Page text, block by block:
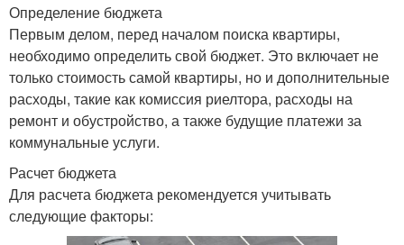
Определение бюджета
Первым делом, перед началом поиска квартиры,
необходимо определить свой бюджет. Это включает не
только стоимость самой квартиры, но и дополнительные
расходы, такие как комиссия риелтора, расходы на
ремонт и обустройство, а также будущие платежи за
коммунальные услуги.
Расчет бюджета
Для расчета бюджета рекомендуется учитывать
следующие факторы: